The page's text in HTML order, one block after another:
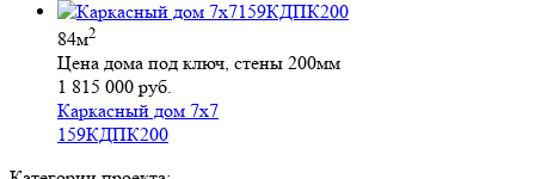
84м2
Цена дома под ключ, стены 200мм
1 815 000 руб.
Каркасный дом 7х7
159КДПК200